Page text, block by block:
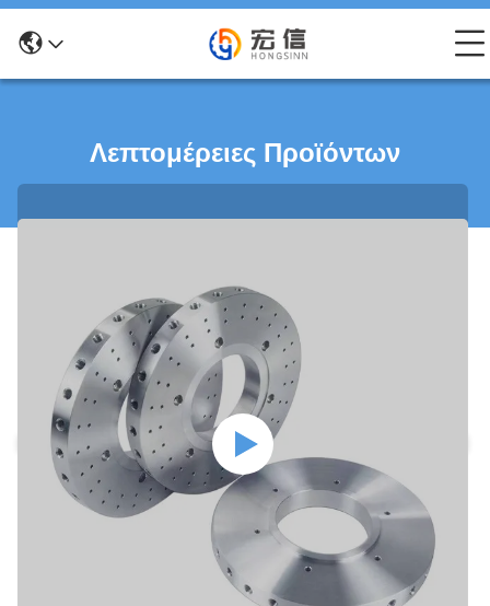
Λεπτομέρειες Προϊόντων